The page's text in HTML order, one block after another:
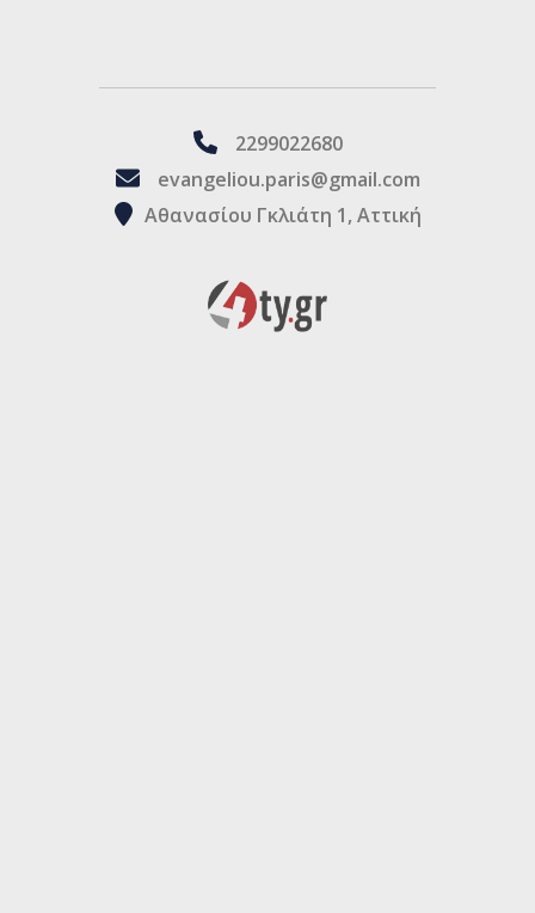
2299022680
evangeliou.paris@gmail.com
Αθανασίου Γκλιάτη 1, Αττική